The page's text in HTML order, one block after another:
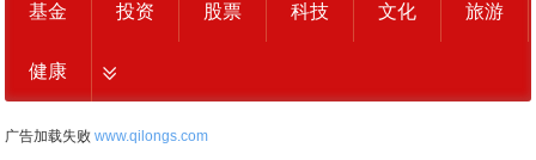
基金 投资 股票 科技 文化 旅游
健康
广告加载失败www.qilongs.com